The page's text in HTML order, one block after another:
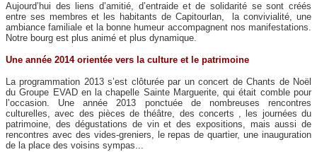
Aujourd’hui des liens d’amitié, d’entraide et de solidarité se sont créés
entre ses membres et les habitants de Capitourlan, la convivialité, une
ambiance familiale et la bonne humeur accompagnent nos manifestations.
Notre bourg est plus animé et plus dynamique.
Une année 2014 orientée vers la culture et le patrimoine
La programmation 2013 s’est clôturée par un concert de Chants de Noël
du Groupe EVAD en la chapelle Sainte Marguerite, qui était comble pour
l’occasion. Une année 2013 ponctuée de nombreuses rencontres
culturelles, avec des pièces de théâtre, des concerts , les journées du
patrimoine, des dégustations de vin et des expositions, mais aussi de
rencontres avec des vides-greniers, le repas de quartier, une inauguration
de la place des voisins sympas...